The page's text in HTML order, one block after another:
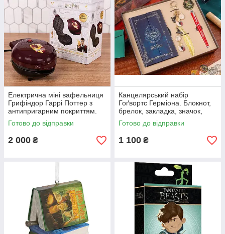
Електрична міні вафельниця
Грифіндор Гаррі Поттер з
антипригарним покриттям.
Harry Potter Checkmate
Gryffindor Mini Waffle Maker
Готово до відправки
2 000 ₴
Канцелярський набір
Гоґвортс Герміона. Блокнот,
брелок, закладка, значок,
ручка.
Готово до відправки
1 100 ₴